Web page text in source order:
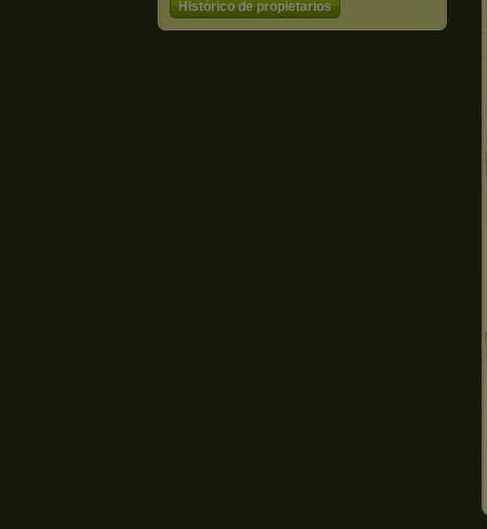
Histórico de propietarios